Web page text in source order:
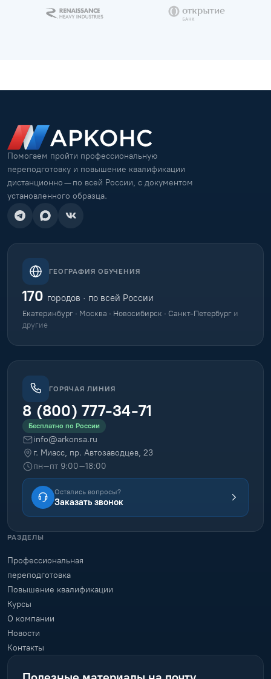
Помогаем пройти профессиональную
переподготовку и повышение квалификации
дистанционно — по всей России, с документом
установленного образца.
ГЕОГРАФИЯ ОБУЧЕНИЯ
170 городов · по всей России
Екатеринбург · Москва · Новосибирск · Санкт-Петербург и
другие
ГОРЯЧАЯ ЛИНИЯ
8 (800) 777-34-71
Бесплатно по России
info@arkonsa.ru
г. Миасс, пр. Автозаводцев, 23
пн–пт 9:00–18:00
Остались вопросы?
Заказать звонок
РАЗДЕЛЫ
Профессиональная
переподготовка
Повышение квалификации
Курсы
О компании
Новости
Контакты